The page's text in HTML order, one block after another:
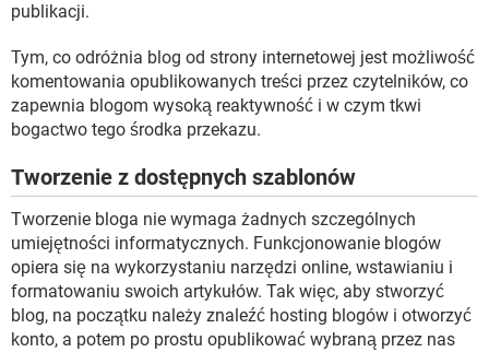
publikacji.
Tym, co odróżnia blog od strony internetowej jest możliwość
komentowania opublikowanych treści przez czytelników, co
zapewnia blogom wysoką reaktywność i w czym tkwi
bogactwo tego środka przekazu.
Tworzenie z dostępnych szablonów
Tworzenie bloga nie wymaga żadnych szczególnych
umiejętności informatycznych. Funkcjonowanie blogów
opiera się na wykorzystaniu narzędzi online, wstawianiu i
formatowaniu swoich artykułów. Tak więc, aby stworzyć
blog, na początku należy znaleźć hosting blogów i otworzyć
konto, a potem po prostu opublikować wybraną przez nas